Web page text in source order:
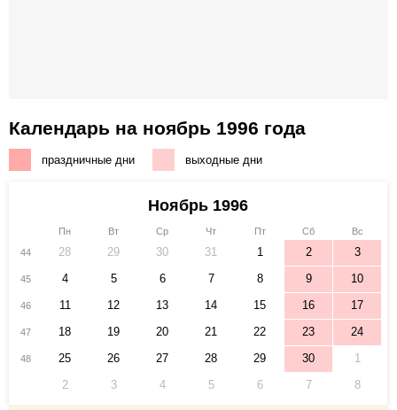
Календарь на ноябрь 1996 года
праздничные дни выходные дни
Ноябрь 1996
Пн Вт Ср Чт Пт Сб
Вс
44
28 29 30 31 1 2 3
45 4 5 6 7 8 9 10
46 11 12 13 14 15 16 17
47 18 19 20 21 22 23 24
48 25 26 27 28 29 30
1
2
3 4 5 6 7 8